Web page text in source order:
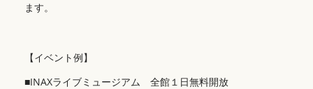
ます。
【イベント例】
■INAXライブミュージアム 全館１日無料開放